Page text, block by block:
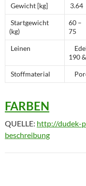
Gewicht [kg] 3.64
Startgewicht
(kg)
60 –
75
Leinen
190
Stoffmaterial
FARBEN
QUELLE: http://dudek-
beschreibung